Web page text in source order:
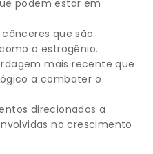
podem estar em
que são
o estrogênio.
mais recente que
a combater o
direcionados a
no crescimento